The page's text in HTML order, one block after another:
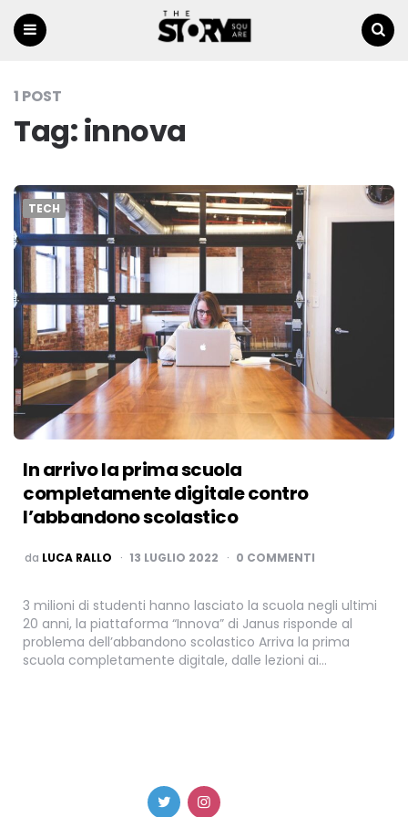
1 POST
Tag:innova
TECH
In arrivo la prima scuola
completamente digitale contro
l’abbandono scolastico
PUBBLICATO
da LUCA RALLO 13 LUGLIO 2022 0 COMMENTI
3 milioni di studenti hanno lasciato la scuola negli ultimi
20 anni, la piattaforma “Innova” di Janus risponde al
problema dell’abbandono scolastico Arriva la prima
scuola completamente digitale, dalle lezioni ai…